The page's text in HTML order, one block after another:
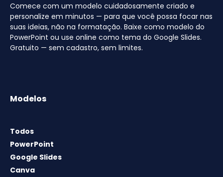
Comece com um modelo cuidadosamente criado e
personalize em minutos — para que você possa focar nas
suas ideias, não na formatação. Baixe como modelo do
PowerPoint ou use online como tema do Google Slides.
Gratuito — sem cadastro, sem limites.
Modelos
Todos
PowerPoint
Google Slides
Canva